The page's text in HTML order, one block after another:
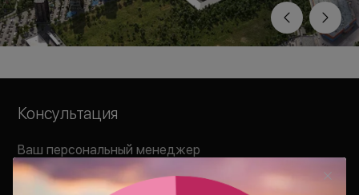
Консультация
Ваш персональный менеджер
свяжется с Вами в удобное для Вас
время